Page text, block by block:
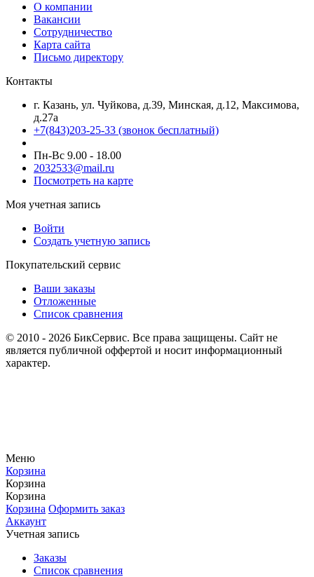
О компании
Вакансии
Сотрудничество
Карта сайта
Письмо директору
Контакты
г. Казань, ул. Чуйкова, д.39, Минская, д.12, Максимова,
д.27а
+7(843)203-25-33 (звонок бесплатный)
Пн-Вс 9.00 - 18.00
2032533@mail.ru
Посмотреть на карте
Моя учетная запись
Войти
Создать учетную запись
Покупательский сервис
Ваши заказы
Отложенные
Список сравнения
© 2010 - 2026 БикСервис. Все права защищены. Сайт не
является публичной оффертой и носит информационный
характер.
Меню
Корзина
Корзина
Корзина
Корзина Оформить заказ
Аккаунт
Учетная запись
Заказы
Список сравнения